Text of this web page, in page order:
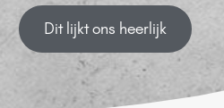
Dit lijkt ons heerlijk